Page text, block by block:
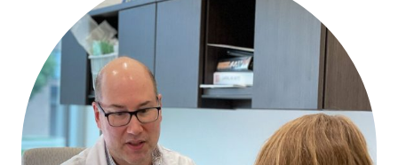
À propos du Dr Croteau
Tarifs
Financement